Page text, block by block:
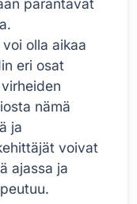
parantavat
olla aikaa
eri osat
nämä
ja
voivat
ajassa ja